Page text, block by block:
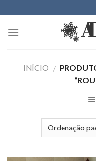
to
content
INÍCIO /